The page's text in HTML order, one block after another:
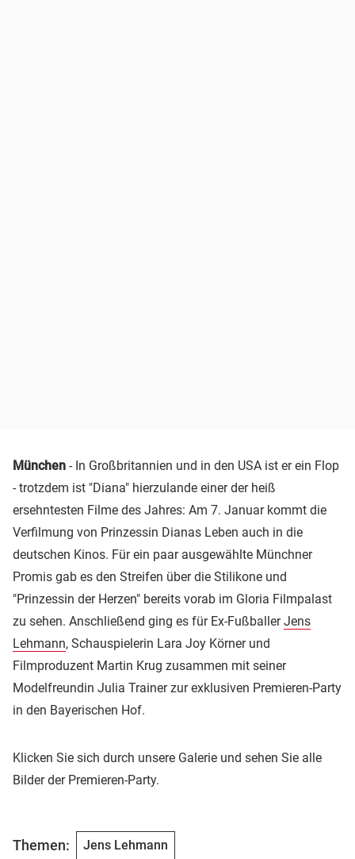
München - In Großbritannien und in den USA ist er ein Flop
- trotzdem ist "Diana" hierzulande einer der heiß
ersehntesten Filme des Jahres: Am 7. Januar kommt die
Verfilmung von Prinzessin Dianas Leben auch in die
deutschen Kinos. Für ein paar ausgewählte Münchner
Promis gab es den Streifen über die Stilikone und
"Prinzessin der Herzen" bereits vorab im Gloria Filmpalast
zu sehen. Anschließend ging es für Ex-FußballerJens
Lehmann, Schauspielerin Lara Joy Körner und
Filmproduzent Martin Krug zusammen mit seiner
Modelfreundin Julia Trainer zur exklusiven Premieren-Party
in den Bayerischen Hof.
Klicken Sie sich durch unsere Galerie und sehen Sie alle
Bilder der Premieren-Party.
Themen: Jens Lehmann